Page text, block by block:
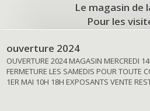
Le magasin de
Pour les
ouverture 2024
OUVERTURE 2024 MAGASIN MERCREDI
FERMETURE LES SAMEDIS POUR TOUTE
1ER MAI 10H 18H EXPOSANTS VENTE